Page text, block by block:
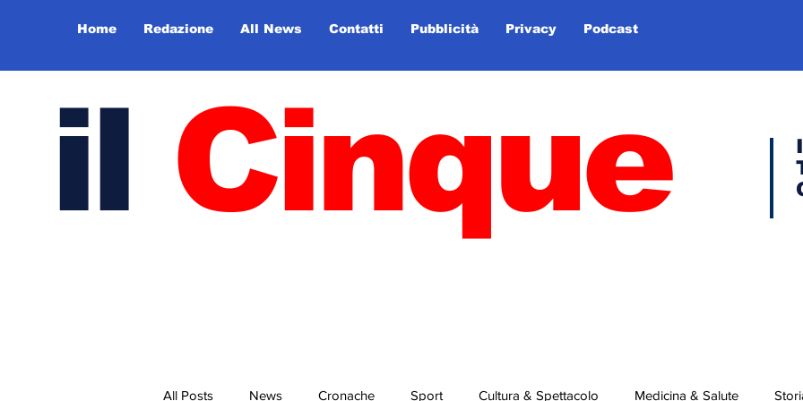
Home Redazione All News Contatti Pubblicità Privacy Podcast
il Cinque
All Posts News Cronache Sport Cultura & Spettacolo Medicina & Salute